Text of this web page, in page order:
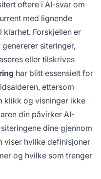
oftere i AI-svar om
med lignende
klarhet. Forskjellen er
siteringer,
eller tilskrives
har blitt essensielt for
ettersom
klikk og visninger ikke
din påvirker AI-
dine gjennom
viser hvilke definisjoner
og hvilke som trenger